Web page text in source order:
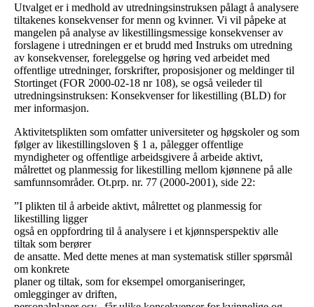
Utvalget er i medhold av utredningsinstruksen pålagt å analysere
tiltakenes konsekvenser for menn og kvinner. Vi vil påpeke at
mangelen på analyse av likestillingsmessige konsekvenser av
forslagene i utredningen er et brudd med Instruks om utredning
av konsekvenser, foreleggelse og høring ved arbeidet med
offentlige utredninger, forskrifter, proposisjoner og meldinger til
Stortinget (FOR 2000-02-18 nr 108), se også veileder til
utredningsinstruksen: Konsekvenser for likestilling (BLD) for
mer informasjon.
Aktivitetsplikten som omfatter universiteter og høgskoler og som
følger av likestillingsloven § 1 a, pålegger offentlige
myndigheter og offentlige arbeidsgivere å arbeide aktivt,
målrettet og planmessig for likestilling mellom kjønnene på alle
samfunnsområder. Ot.prp. nr. 77 (2000-2001), side 22:
”I plikten til å arbeide aktivt, målrettet og planmessig for
likestilling ligger
også en oppfordring til å analysere i et kjønnsperspektiv alle
tiltak som berører
de ansatte. Med dette menes at man systematisk stiller spørsmål
om konkrete
planer og tiltak, som for eksempel omorganiseringer,
omlegginger av driften,